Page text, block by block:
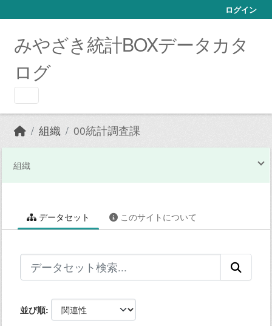
ログイン
みやざき統計BOXデータカタ
ログ
組織 00統計調査課
組織
データセット このサイトについて
並び順